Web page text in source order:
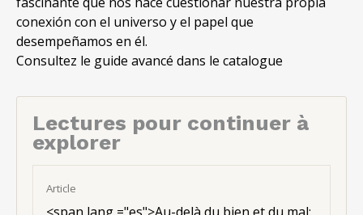
conexión con el universo y el papel que
desempeñamos en él.
Consultez le guide avancé dans le catalogue
Lectures pour continuer à
explorer
Article